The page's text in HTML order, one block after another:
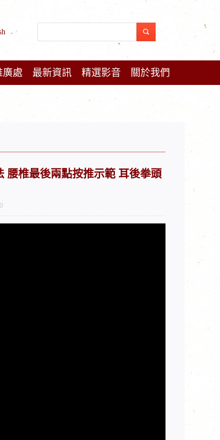
廣處 最新資訊 精選影音 關於我們
腰椎最後兩點按推示範 耳後拳頭